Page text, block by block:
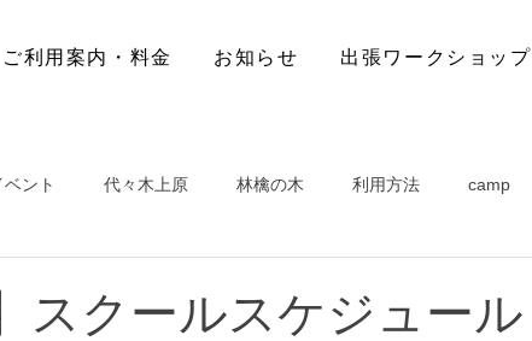
ご利用案内・料金 お知らせ 出張ワークショップ
ベント 代々木上原 林檎の木 利用方法 camp
スクールスケジュール